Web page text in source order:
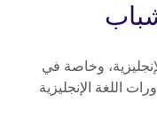
وخاصة في
اللغة الإنجليزية